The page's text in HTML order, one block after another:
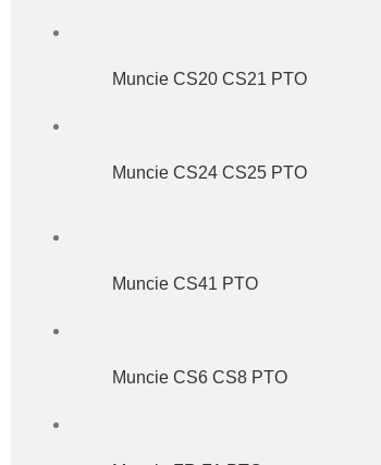
Muncie CS20 CS21 PTO
Muncie CS24 CS25 PTO
Muncie CS41 PTO
Muncie CS6 CS8 PTO